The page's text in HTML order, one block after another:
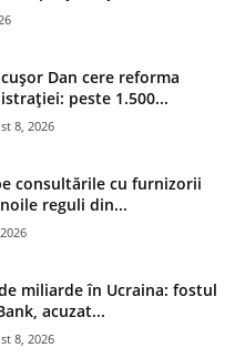
Dan cere reforma
peste 1.500...
8, 2026
consultările cu furnizorii
reguli din...
miliarde în Ucraina: fostul
acuzat...
8, 2026